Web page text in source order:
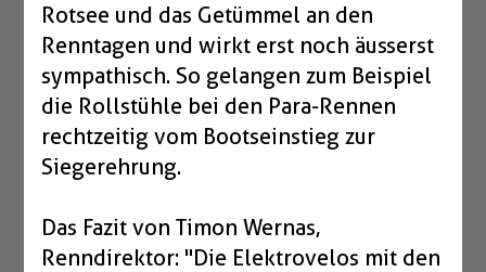
Rotsee und das Getümmel an den
Renntagen und wirkt erst noch äusserst
sympathisch. So gelangen zum Beispiel
die Rollstühle bei den Para-Rennen
rechtzeitig vom Bootseinstieg zur
Siegerehrung.
Das Fazit von Timon Wernas,
Renndirektor: "Die Elektrovelos mit den